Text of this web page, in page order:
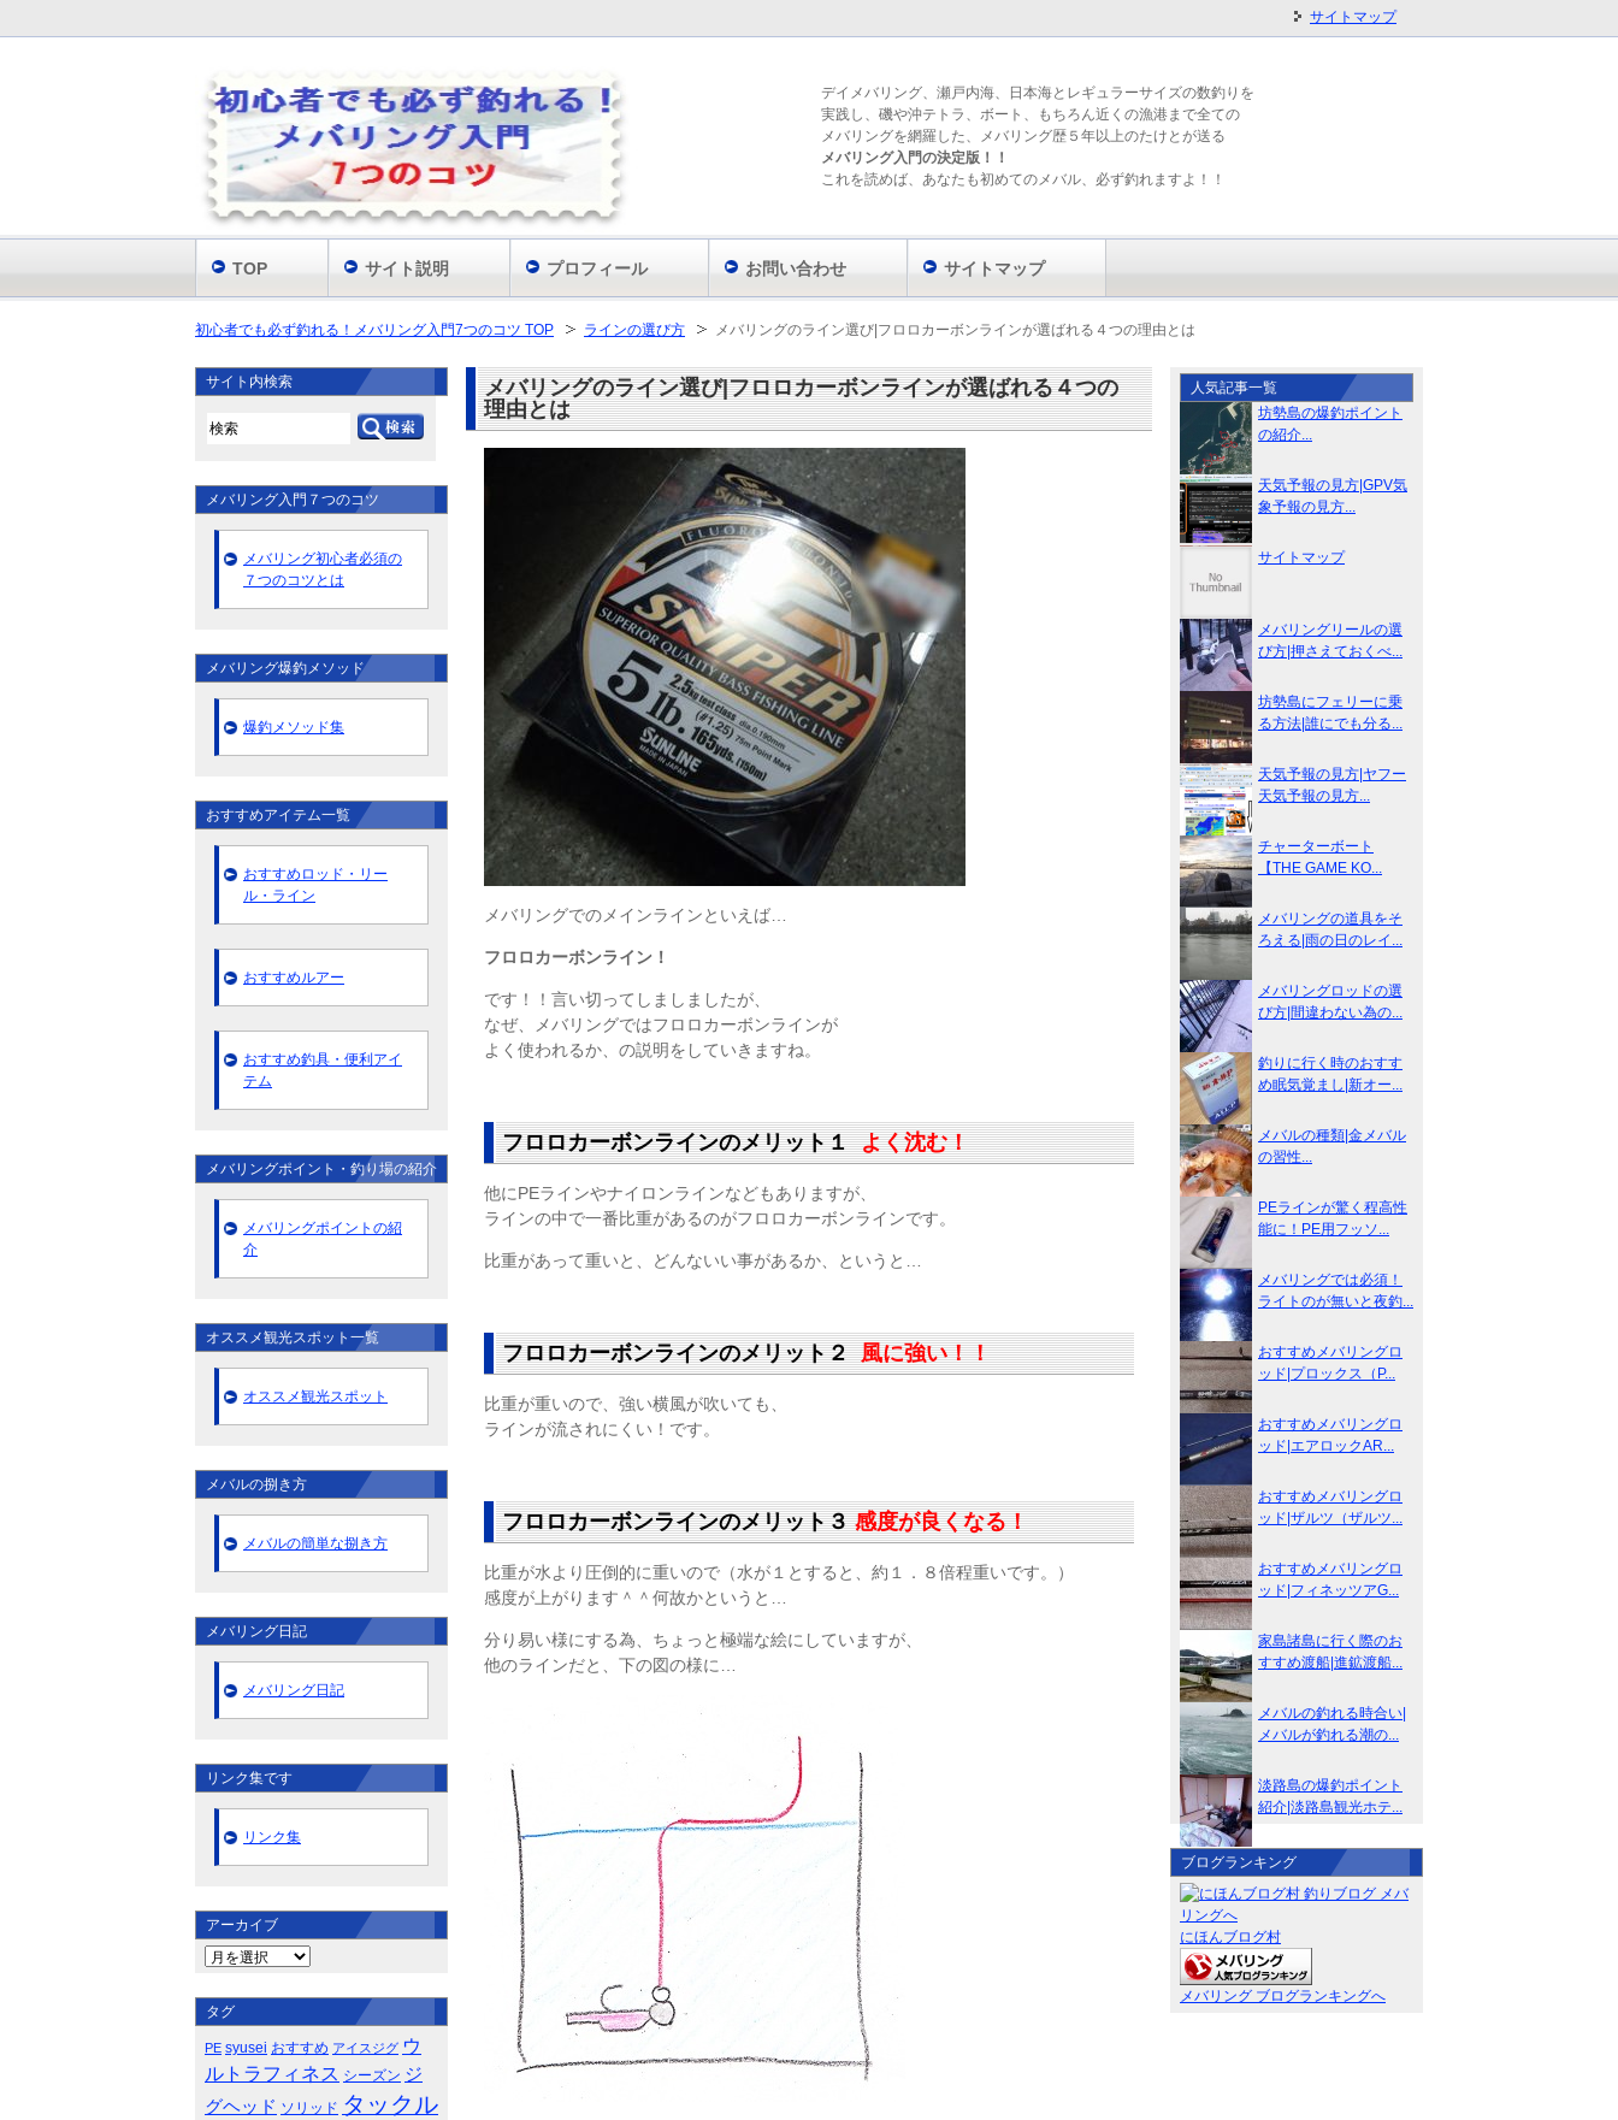
初心者でも必ず釣れる！メバリング入門7つのコツ TOP ラインの選び方 メバリングのライン選び|フロロカーボンラインが選ばれる４つの理由とは
メバリングのライン選び|フロロカーボンラインが選ばれる４つの
理由とは
メバリングでのメインラインといえば…
フロロカーボンライン！
です！！言い切ってしましましたが、
なぜ、メバリングではフロロカーボンラインが
よく使われるか、の説明をしていきますね。
フロロカーボンラインのメリット１ よく沈む！
他にPEラインやナイロンラインなどもありますが、
ラインの中で一番比重があるのがフロロカーボンラインです。
比重があって重いと、どんないい事があるか、というと…
フロロカーボンラインのメリット２ 風に強い！！
比重が重いので、強い横風が吹いても、
ラインが流されにくい！です。
フロロカーボンラインのメリット３ 感度が良くなる！
比重が水より圧倒的に重いので（水が１とすると、約１．８倍程重いです。）
感度が上がります＾＾何故かというと…
分り易い様にする為、ちょっと極端な絵にしていますが、
他のラインだと、下の図の様に…
サイト内検索
メバリング入門７つのコツ
メバリング初心者必須の
７つのコツとは
メバリング爆釣メソッド
爆釣メソッド集
おすすめアイテム一覧
おすすめロッド・リー
ル・ライン
おすすめルアー
おすすめ釣具・便利アイ
テム
メバリングポイント・釣り場の紹介
メバリングポイントの紹
介
オススメ観光スポット一覧
オススメ観光スポット
メバルの捌き方
メバルの簡単な捌き方
メバリング日記
メバリング日記
リンク集です
リンク集
アーカイブ
タグ
PE syusei おすすめ アイスジグ ウ
ルトラフィネス シーズン ジ
グヘッド ソリッド タックル
人気記事一覧
坊勢島の爆釣ポイント
の紹介...
天気予報の見方|GPV気
象予報の見方...
サイトマップ
メバリングリールの選
び方|押さえておくべ...
坊勢島にフェリーに乗
る方法|誰にでも分る...
天気予報の見方|ヤフー
天気予報の見方...
チャーターボート
【THE GAME KO...
メバリングの道具をそ
ろえる|雨の日のレイ...
メバリングロッドの選
び方|間違わない為の...
釣りに行く時のおすす
め眠気覚まし|新オー...
メバルの種類|金メバル
の習性...
PEラインが驚く程高性
能に！PE用フッソ...
メバリングでは必須！
ライトのが無いと夜釣...
おすすめメバリングロ
ッド|プロックス（P...
おすすめメバリングロ
ッド|エアロックAR...
おすすめメバリングロ
ッド|ザルツ（ザルツ...
おすすめメバリングロ
ッド|フィネッツアG...
家島諸島に行く際のお
すすめ渡船|進鉱渡船...
メバルの釣れる時合い|
メバルが釣れる潮の...
淡路島の爆釣ポイント
紹介|淡路島観光ホテ...
ブログランキング
にほんブログ村
メバリング ブログランキングへ
サイトマップ
デイメバリング、瀬戸内海、日本海とレギュラーサイズの数釣りを
実践し、磯や沖テトラ、ボート、もちろん近くの漁港まで全ての
メバリングを網羅した、メバリング歴５年以上のたけとが送る
メバリング入門の決定版！！
これを読めば、あなたも初めてのメバル、必ず釣れますよ！！
TOP サイト説明 プロフィール お問い合わせ サイトマップ